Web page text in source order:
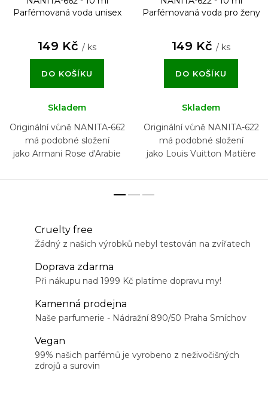
Parfémovaná voda unisex
149 Kč / ks
DO KOŠÍKU
Skladem
Originální vůně NANITA-662
má podobné složení
jako Armani Rose d'Arabie
Parfémovaná voda pro ženy
149 Kč / ks
DO KOŠÍKU
Skladem
Originální vůně NANITA-622
má podobné složení
jako Louis Vuitton Matière
Cruelty free
Žádný z našich výrobků nebyl testován na zvířatech
Doprava zdarma
Při nákupu nad 1999 Kč platíme dopravu my!
Kamenná prodejna
Naše parfumerie - Nádražní 890/50 Praha Smíchov
Vegan
99% našich parfémů je vyrobeno z neživočišných
zdrojů a surovin